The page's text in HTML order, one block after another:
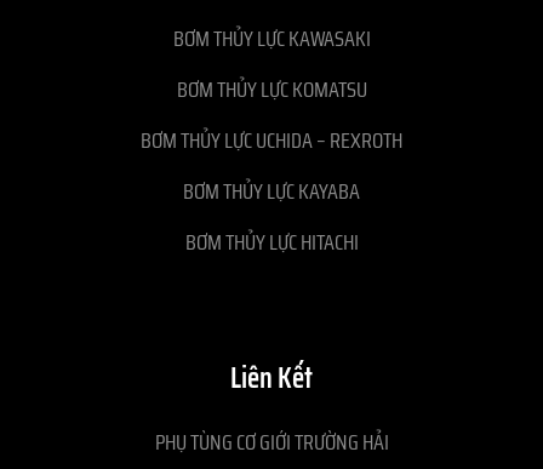
BƠM THỦY LỰC KAWASAKI
BƠM THỦY LỰC KOMATSU
BƠM THỦY LỰC UCHIDA – REXROTH
BƠM THỦY LỰC KAYABA
BƠM THỦY LỰC HITACHI
Liên Kết
PHỤ TÙNG CƠ GIỚI TRƯỜNG HẢI